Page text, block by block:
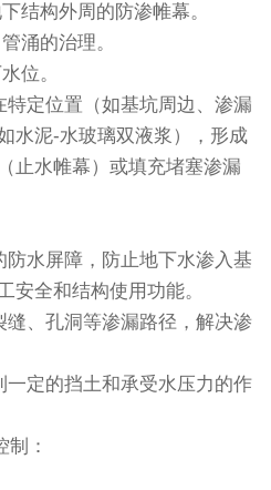
结构外周的防渗帷幕。
涌的治理。
位。
定位置（如基坑周边、渗漏
水泥-水玻璃双液浆），形成
止水帷幕）或填充堵塞渗漏
防水屏障，防止地下水渗入基
安全和结构使用功能。
、孔洞等渗漏路径，解决渗
一定的挡土和承受水压力的作
：